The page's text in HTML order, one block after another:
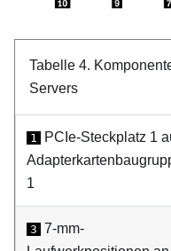
Tabelle 4.
Servers
1
PCIe-Steckplatz 1
1
3
7-mm-